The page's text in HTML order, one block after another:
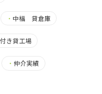
・中福 貸倉庫
き貸工場
・仲介実績